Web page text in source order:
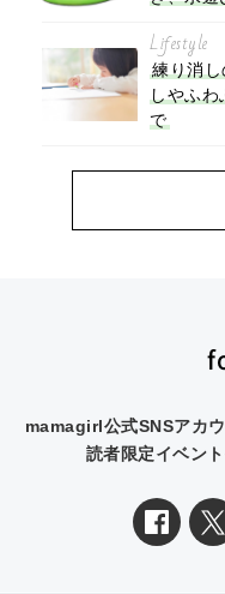
Lifestyle
練り消
しやふわ
で
mamagirl公式SNSアカ
読者限定イベン